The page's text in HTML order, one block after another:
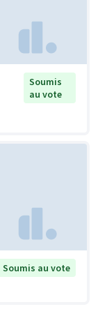
Soumis
au vote
Soumis au vote